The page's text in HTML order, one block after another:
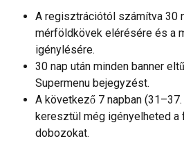
A regisztrációtól számítva 30
mérföldkövek elérésére és a
igénylésére.
30 nap után minden banner
Supermenu bejegyzést.
A következő 7 napban
keresztül még igényelheted a
dobozokat.